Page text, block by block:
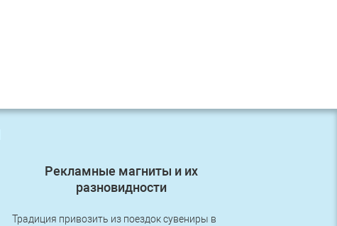
Рекламные магниты и их
разновидности
Традиция привозить из поездок сувениры в